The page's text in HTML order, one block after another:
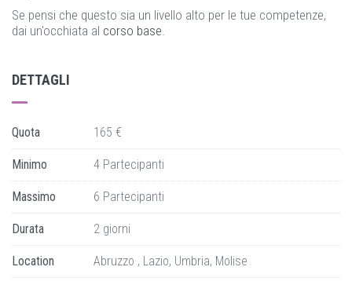
Se pensi che questo sia un livello alto per le tue competenze,
dai un'occhiata al corso base.
DETTAGLI
Quota 165 €
Minimo 4 Partecipanti
Massimo 6 Partecipanti
Durata 2 giorni
Location Abruzzo , Lazio, Umbria, Molise